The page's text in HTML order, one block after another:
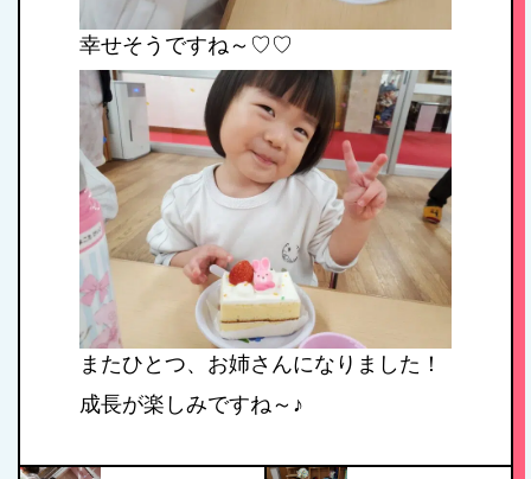
幸せそうですね～♡♡
またひとつ、お姉さんになりました！
成長が楽しみですね～♪